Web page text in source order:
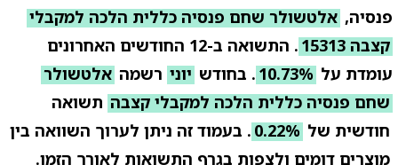
פנסיה, אלטשולר שחם פנסיה כללית הלכה למקבלי
קצבה 15313
. התשואה ב-12 החודשים האחרונים
עומדת על 10.73% . בחודש יוני רשמה אלטשולר
שחם פנסיה כללית הלכה למקבלי קצבה תשואה
חודשית של 0.22% . בעמוד זה ניתן לערוך השוואה בין
מוצרים דומים ולצפות בגרף התשואות לאורך הזמן.